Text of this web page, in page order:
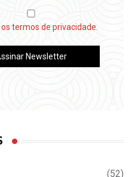
os termos de privacidade.
(52)